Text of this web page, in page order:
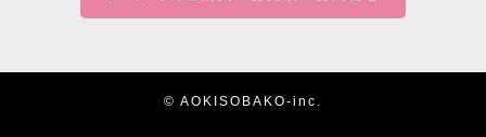
© AOKISOBAKO-inc.